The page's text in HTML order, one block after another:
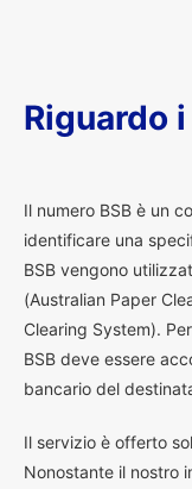
Riguardo
Il numero BSB è un
identificare una
BSB vengono
(Australian Paper
Clearing System).
BSB deve essere
bancario del
Il servizio è offerto
Nonostante il nostro